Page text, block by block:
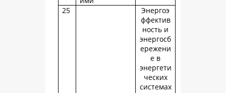
25
Энергоэ
ффектив
ность и
энергосб
ережени
е в
энергети
ческих
системах